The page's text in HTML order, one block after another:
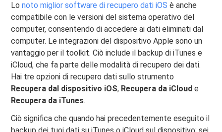
Lonoto miglior software di recupero dati iOS è anche
compatibile con le versioni del sistema operativo del
computer, consentendo di accedere ai dati eliminati dal
computer. Le integrazioni del dispositivo Apple sono un
vantaggio per il toolkit. Ciò include il backup di iTunes e
iCloud, che fa parte delle modalità di recupero dei dati.
Hai tre opzioni di recupero dati sullo strumento
Recupera dal dispositivo iOS, Recupera da iCloude
Recupera da iTunes.
Ciò significa che quando hai precedentemente eseguito il